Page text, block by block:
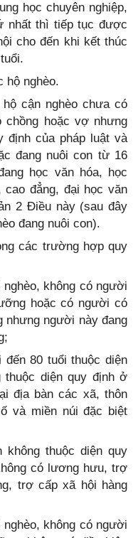
học chuyên nghiệp,
nhất thì tiếp tục được
cho đến khi kết thúc
hộ nghèo.
cận nghèo chưa có
hoặc vợ nhưng
định của pháp luật và
đang nuôi con từ 16
học văn hóa, học
cao đẳng, đại học văn
2 Điều này (sau đây
đang nuôi con).
các trường hợp quy
không có người
hoặc có người có
nhưng người này đang
80 tuổi thuộc diện
thuộc diện quy định ở
địa bàn các xã, thôn
và miền núi đặc biệt
thuộc diện quy
có lương hưu, trợ
trợ cấp xã hội hàng
không có người